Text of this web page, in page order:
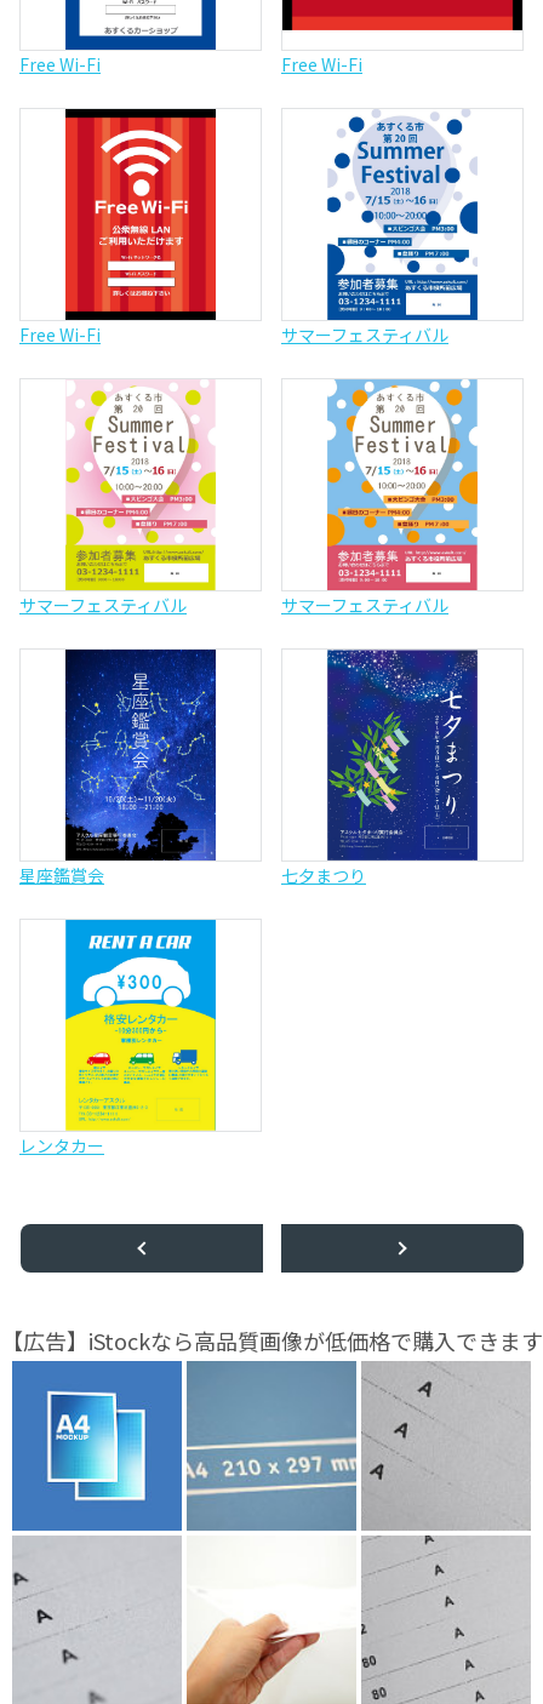
Free Wi-Fi Free Wi-Fi
Free Wi-Fi サマーフェスティバル
サマーフェスティバル サマーフェスティバル
星座鑑賞会 七夕まつり
レンタカー
【広告】iStockなら高品質画像が低価格で購入できます